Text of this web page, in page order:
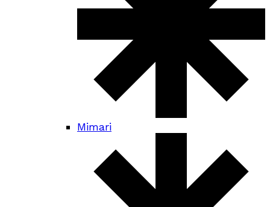
Mimari